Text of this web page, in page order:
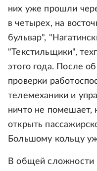
них уже прошли
в четырех, на
бульвар",
"Текстильщики",
этого года. После
проверки
телемеханики и
ничто не помешает,
открыть
Большому кольцу
В общей сложности